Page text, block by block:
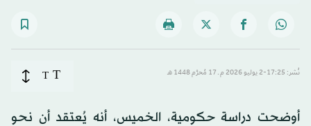
نُشر: 17:25-2 يوليو 2026 م ـ 17 مُحرَّم 1448 هـ T
T
أوضحت دراسة حكومية، الخميس، أنه يُعتقد أن نحو